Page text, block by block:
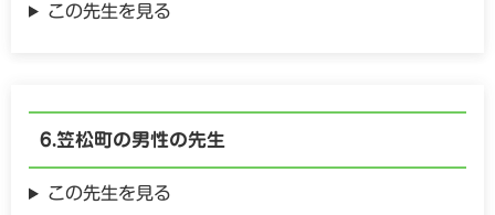
この先生を見る
笠松町の男性の先生
この先生を見る